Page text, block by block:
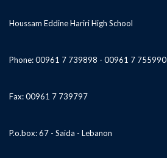
Houssam Eddine Hariri High School
Phone: 00961 7 739898 - 00961 7 755990
Fax: 00961 7 739797
P.o.box: 67 - Saida - Lebanon